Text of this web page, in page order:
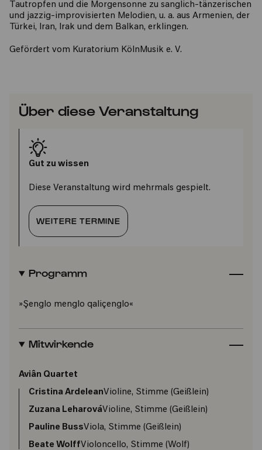
Tautropfen und die Morgensonne zu sanglich-tänzerischen
und jazzig-improvisierten Melodien, u. a. aus Armenien, der
Türkei, Iran, Irak und dem Balkan, erklingen.
Gefördert vom Kuratorium KölnMusik e. V.
Über diese Veranstaltung
Gut zu wissen
Diese Veranstaltung wird mehrmals gespielt.
WEITERE TERMINE
Programm
»Şenglo menglo qaliçenglo«
Mitwirkende
Aviân Quartet
Cristina ArdeleanVioline, Stimme (Geißlein)
Zuzana LeharováVioline, Stimme (Geißlein)
Pauline BussViola, Stimme (Geißlein)
Beate WolffVioloncello, Stimme (Wolf)